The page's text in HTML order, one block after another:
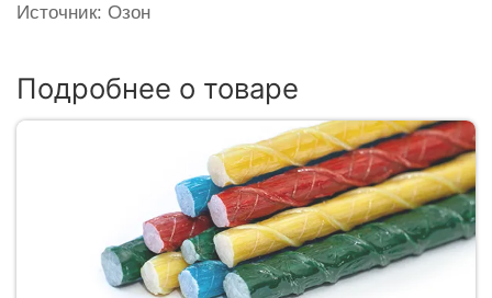
Источник: Озон
Подробнее о товаре